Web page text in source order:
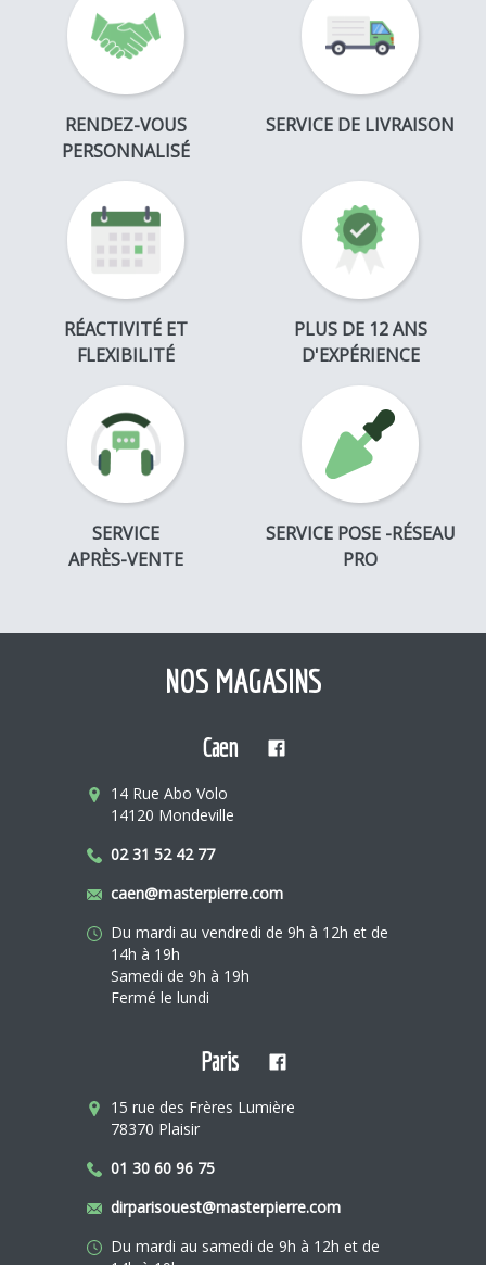
RENDEZ-VOUS
PERSONNALISÉ
SERVICE DE LIVRAISON
RÉACTIVITÉ ET
FLEXIBILITÉ
PLUS DE 12 ANS
D'EXPÉRIENCE
SERVICE
APRÈS-VENTE
SERVICE POSE -RÉSEAU
PRO
NOS MAGASINS
Caen
14 Rue Abo Volo
14120 Mondeville
02 31 52 42 77
caen@masterpierre.com
Du mardi au vendredi de 9h à 12h et de
14h à 19h
Samedi de 9h à 19h
Fermé le lundi
Paris
15 rue des Frères Lumière
78370 Plaisir
01 30 60 96 75
dirparisouest@masterpierre.com
Du mardi au samedi de 9h à 12h et de